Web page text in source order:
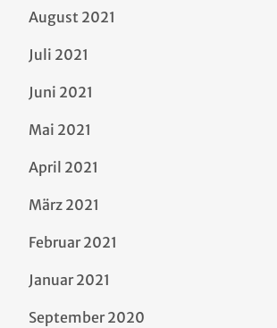
August 2021
Juli 2021
Juni 2021
Mai 2021
April 2021
März 2021
Februar 2021
Januar 2021
September 2020